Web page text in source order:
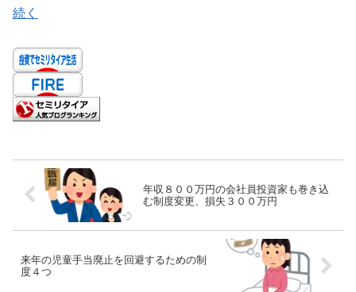
続く
年収８００万円の会社員投資家も巻き込
む制度変更、損失３００万円
来年の児童手当廃止を回避するための制
度４つ